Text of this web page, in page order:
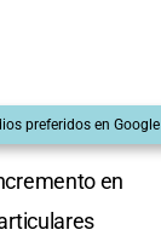
preferidos en Google
en